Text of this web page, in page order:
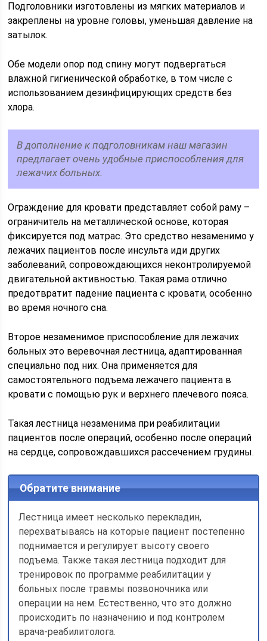
Подголовники изготовлены из мягких материалов и
закреплены на уровне головы, уменьшая давление на
затылок.
Обе модели опор под спину могут подвергаться
влажной гигиенической обработке, в том числе с
использованием дезинфицирующих средств без
хлора.
В дополнение к подголовникам наш магазин
предлагает очень удобные приспособления для
лежачих больных.
Ограждение для кровати представляет собой раму –
ограничитель на металлической основе, которая
фиксируется под матрас. Это средство незаменимо у
лежачих пациентов после инсульта иди других
заболеваний, сопровождающихся неконтролируемой
двигательной активностью. Такая рама отлично
предотвратит падение пациента с кровати, особенно
во время ночного сна.
Второе незаменимое приспособление для лежачих
больных это веревочная лестница, адаптированная
специально под них. Она применяется для
самостоятельного подъема лежачего пациента в
кровати с помощью рук и верхнего плечевого пояса.
Такая лестница незаменима при реабилитации
пациентов после операций, особенно после операций
на сердце, сопровождавшихся рассечением грудины.
Обратите внимание
Лестница имеет несколько перекладин,
перехватываясь на которые пациент постепенно
поднимается и регулирует высоту своего
подъема. Также такая лестница подходит для
тренировок по программе реабилитации у
больных после травмы позвоночника или
операции на нем. Естественно, что это должно
происходить по назначению и под контролем
врача-реабилитолога.